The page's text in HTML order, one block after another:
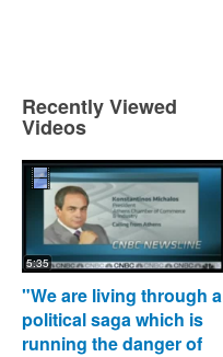
Recently Viewed
Videos
5:35
"We are living through a
political saga which is
running the danger of